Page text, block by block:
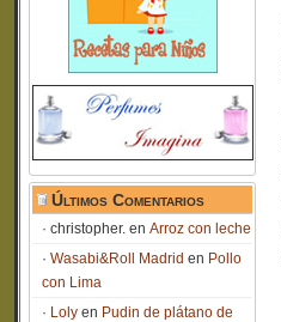
Últimos Comentarios
christopher. en Arroz con leche
Wasabi&Roll Madrid en Pollo
con Lima
Loly en Pudin de plátano de